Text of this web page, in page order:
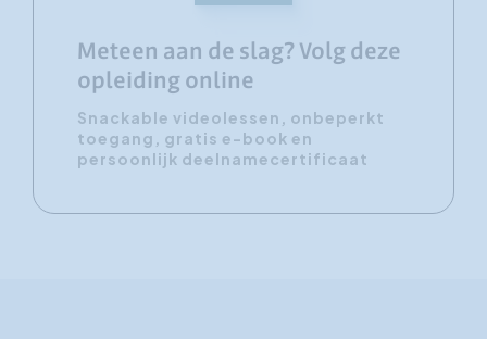
Meteen aan de slag? Volg deze
opleiding online
Snackable videolessen, onbeperkt
toegang, gratis e-book en
persoonlijk deelnamecertificaat